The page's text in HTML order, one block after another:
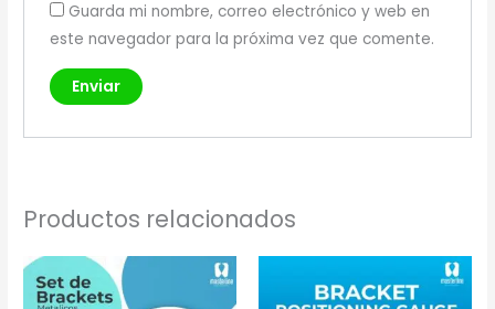
Guarda mi nombre, correo electrónico y web en
este navegador para la próxima vez que comente.
Productos relacionados